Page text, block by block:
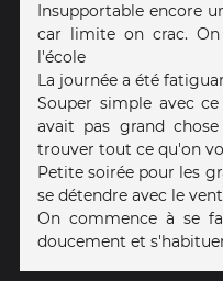
Insupportable encore
car limite on crac.
l'école
La journée a été
Souper simple avec
avait pas grand
trouver tout ce qu'on
Petite soirée pour les
se détendre avec le
On commence à se
doucement et